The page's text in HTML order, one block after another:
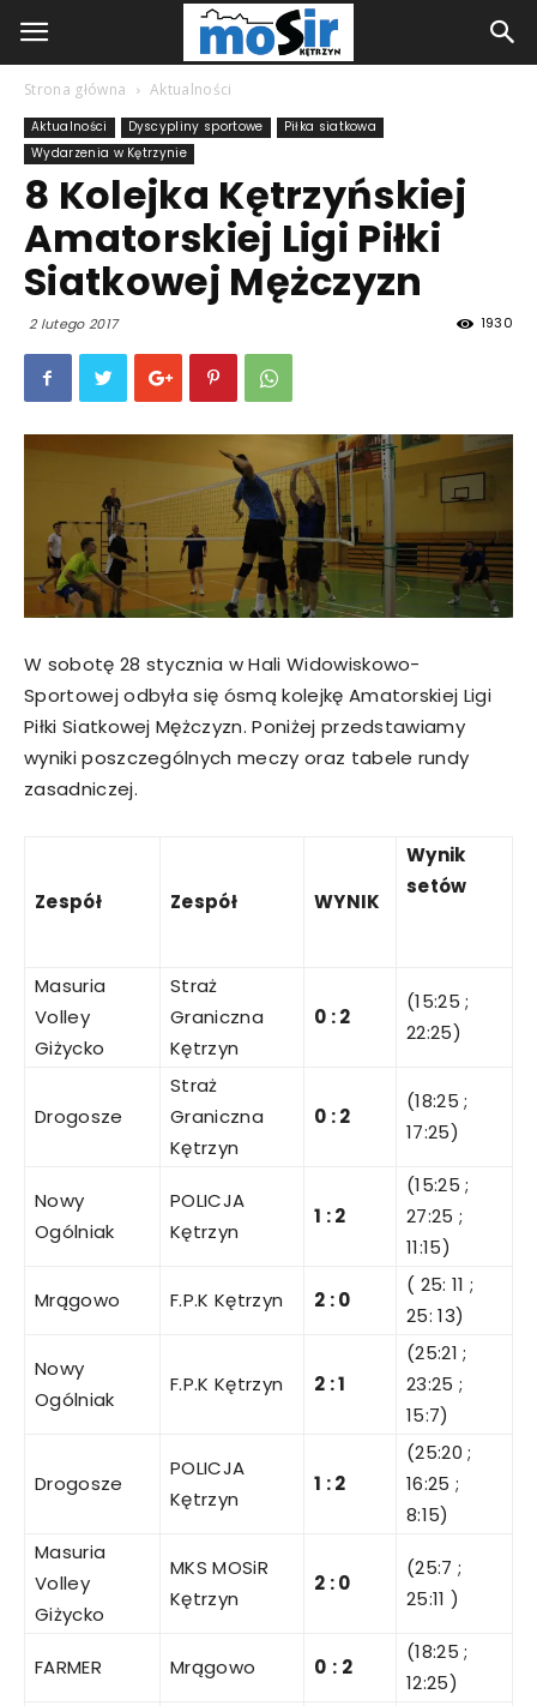
Strona główna Aktualności
Aktualności Dyscypliny sportowe
Piłka siatkowa
Wydarzenia w Kętrzynie
8 Kolejka Kętrzyńskiej
Amatorskiej Ligi Piłki
Siatkowej Mężczyzn
2 lutego 2017 1930
W sobotę 28 stycznia w Hali Widowiskowo-
Sportowej odbyła się ósmą kolejkę Amatorskiej Ligi
Piłki Siatkowej Mężczyzn. Poniżej przedstawiamy
wyniki poszczególnych meczy oraz tabele rundy
zasadniczej.
Zespół Zespół WYNIK
Wynik
setów
Masuria
Volley
Giżycko
Straż
Graniczna
Kętrzyn
0 :2
(15:25 ;
22:25)
Drogosze
Straż
Graniczna
Kętrzyn
0 :2
(18:25 ;
17:25)
Nowy
Ogólniak
POLICJA
Kętrzyn
1 :2
(15:25 ;
27:25 ;
11:15)
Mrągowo F.P.K Kętrzyn 2 :0
( 25: 11 ;
25: 13)
Nowy
Ogólniak
F.P.K Kętrzyn 2 :1
(25:21 ;
23:25 ;
15:7)
Drogosze
POLICJA
Kętrzyn
1 :2
(25:20 ;
16:25 ;
8:15)
Masuria
Volley
Giżycko
MKS MOSiR
Kętrzyn
2 :0
(25:7 ;
25:11 )
FARMER Mrągowo 0 : 2
(18:25 ;
12:25)